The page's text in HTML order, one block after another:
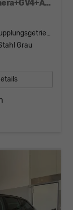
Selection 150PS TDI DSG AHK+Kamera+GV4+ACC+TravelAssist+Sunset+Alu+LightAssist
Doppelkupplungsgetriebe (DSG)
Grau